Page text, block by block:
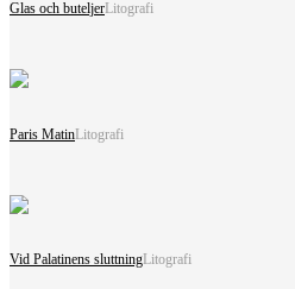
Glas och buteljer Litografi
Paris MatinLitografi
Vid Palatinens sluttning Litografi